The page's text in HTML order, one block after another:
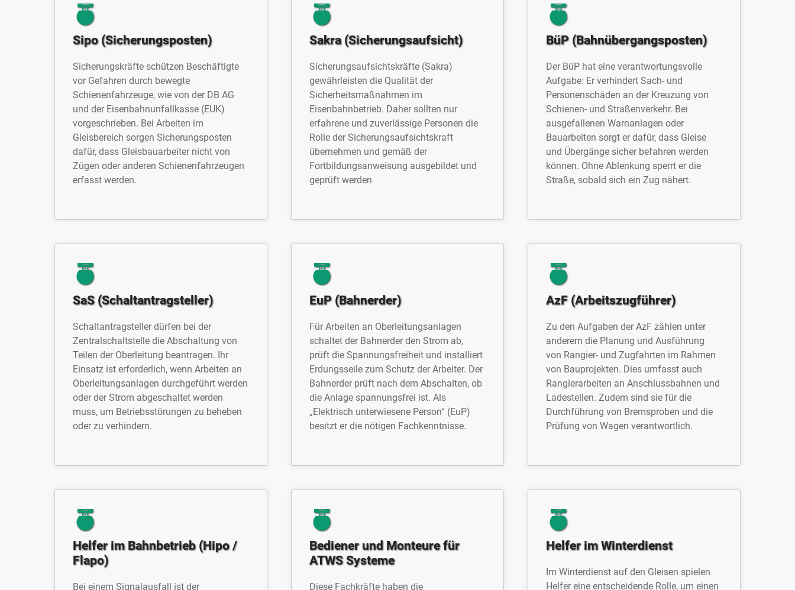
Sipo (Sicherungsposten)
Sicherungskräfte schützen Beschäftigte
vor Gefahren durch bewegte
Schienenfahrzeuge, wie von der DB AG
und der Eisenbahnunfallkasse (EUK)
vorgeschrieben. Bei Arbeiten im
Gleisbereich sorgen Sicherungsposten
dafür, dass Gleisbauarbeiter nicht von
Zügen oder anderen Schienenfahrzeugen
erfasst werden.
Sakra (Sicherungsaufsicht)
Sicherungsaufsichtskräfte (Sakra)
gewährleisten die Qualität der
Sicherheitsmaßnahmen im
Eisenbahnbetrieb. Daher sollten nur
erfahrene und zuverlässige Personen die
Rolle der Sicherungsaufsichtskraft
übernehmen und gemäß der
Fortbildungsanweisung ausgebildet und
geprüft werden
BüP (Bahnübergangsposten)
Der BüP hat eine verantwortungsvolle
Aufgabe: Er verhindert Sach- und
Personenschäden an der Kreuzung von
Schienen- und Straßenverkehr. Bei
ausgefallenen Warnanlagen oder
Bauarbeiten sorgt er dafür, dass Gleise
und Übergänge sicher befahren werden
können. Ohne Ablenkung sperrt er die
Straße, sobald sich ein Zug nähert.
SaS (Schaltantragsteller)
Schaltantragsteller dürfen bei der
Zentralschaltstelle die Abschaltung von
Teilen der Oberleitung beantragen. Ihr
Einsatz ist erforderlich, wenn Arbeiten an
Oberleitungsanlagen durchgeführt werden
oder der Strom abgeschaltet werden
muss, um Betriebsstörungen zu beheben
oder zu verhindern.
EuP (Bahnerder)
Für Arbeiten an Oberleitungsanlagen
schaltet der Bahnerder den Strom ab,
prüft die Spannungsfreiheit und installiert
Erdungsseile zum Schutz der Arbeiter. Der
Bahnerder prüft nach dem Abschalten, ob
die Anlage spannungsfrei ist. Als
„Elektrisch unterwiesene Person“ (EuP)
besitzt er die nötigen Fachkenntnisse.
AzF (Arbeitszugführer)
Zu den Aufgaben der AzF zählen unter
anderem die Planung und Ausführung
von Rangier- und Zugfahrten im Rahmen
von Bauprojekten. Dies umfasst auch
Rangierarbeiten an Anschlussbahnen und
Ladestellen. Zudem sind sie für die
Durchführung von Bremsproben und die
Prüfung von Wagen verantwortlich.
Helfer im Bahnbetrieb (Hipo /
Flapo)
Bei einem Signalausfall ist der
Bediener und Monteure für
ATWS Systeme
Diese Fachkräfte haben die
Helfer im Winterdienst
Im Winterdienst auf den Gleisen spielen
Helfer eine entscheidende Rolle, um einen